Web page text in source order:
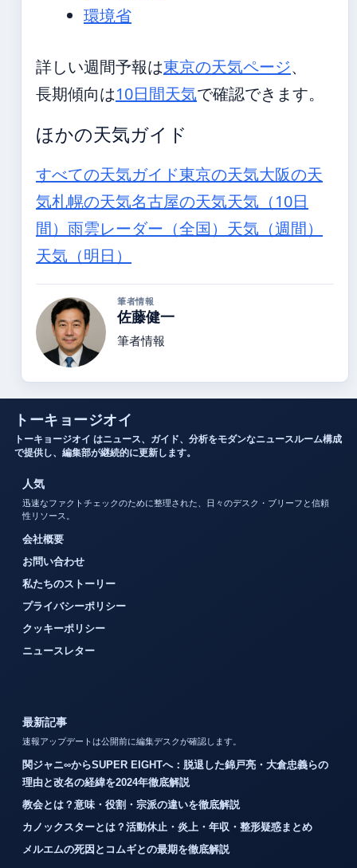
環境省
詳しい週間予報は東京の天気ページ、
長期傾向は10日間天気で確認できます。
ほかの天気ガイド
すべての天気ガイド東京の天気大阪の天
気札幌の天気名古屋の天気天気（10日
間） 雨雲レーダー（全国） 天気（週間）
天気（明日）
筆者情報
佐藤健一
筆者情報
トーキョージオイ
トーキョージオイ はニュース、ガイド、分析をモダンなニュースルーム構成
で提供し、編集部が継続的に更新します。
人気
迅速なファクトチェックのために整理された、日々のデスク・ブリーフと信頼
性リソース。
会社概要
お問い合わせ
私たちのストーリー
プライバシーポリシー
クッキーポリシー
ニュースレター
最新記事
速報アップデートは公開前に編集デスクが確認します。
関ジャニ∞からSUPER EIGHTへ：脱退した錦戸亮・大倉忠義らの
理由と改名の経緯を2024年徹底解説
教会とは？意味・役割・宗派の違いを徹底解説
カノックスターとは？活動休止・炎上・年収・整形疑惑まとめ
メルエムの死因とコムギとの最期を徹底解説